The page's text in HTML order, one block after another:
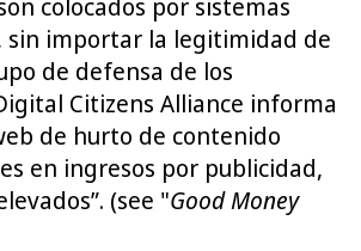
colocados por sistemas
sin importar la legitimidad de
de defensa de los
Citizens Alliance informa
de hurto de contenido
en ingresos por publicidad,
(see "Good Money